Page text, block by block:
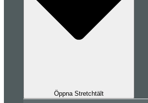
Öppna Stretchtält